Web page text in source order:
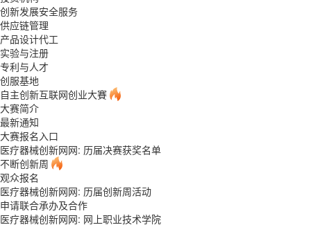
创新发展安全服务
供应链管理
产品设计代工
实验与注册
专利与人才
创服基地
自主创新互联网创业大賽
大赛简介
最新通知
大赛报名入口
医疗器械创新网网: 历届决赛获奖名单
不断创新周
观众报名
医疗器械创新网网: 历届创新周活动
申请联合承办及合作
医疗器械创新网网: 网上职业技术学院